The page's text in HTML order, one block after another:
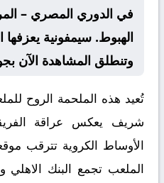
في الدوري المصري –
الهبوط. سيمفونية يعزفها
وتنطلق المشاهدة الآن
تُعيد هذه الملحمة الروح
شريف يعكس عراقة
الأوساط الكروية تترقب
الملعب تجمع البنك